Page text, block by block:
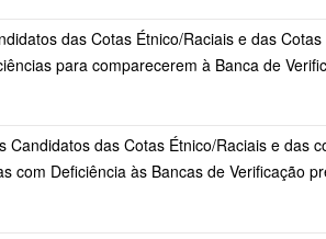
das Cotas Étnico/Raciais e das
para comparecerem à Banca de
Candidatos das Cotas Étnico/Raciais e das
com Deficiência às Bancas de Verificação